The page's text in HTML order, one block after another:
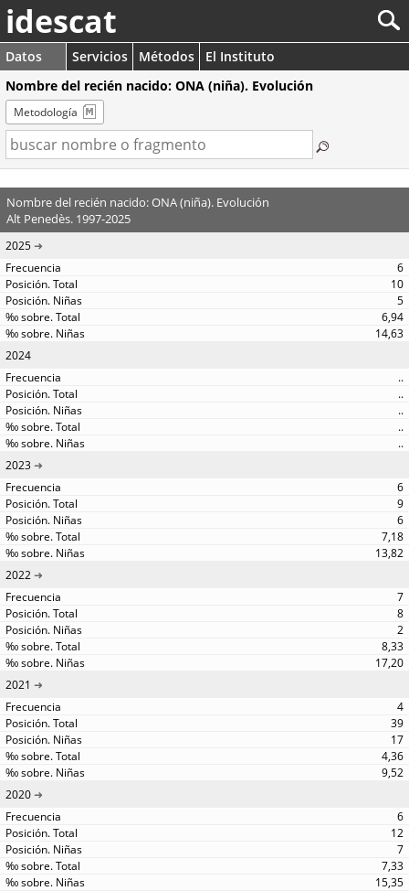
idescat
Datos Servicios Métodos
El Instituto
Nombre del recién nacido: ONA (niña). Evolución
Metodología
Nombre del recién nacido: ONA (niña). Evolución
Alt Penedès. 1997-2025
2025
6
10
5
6,94
14,63
2024
..
..
..
..
..
2023
6
9
6
7,18
13,82
2022
7
8
2
8,33
17,20
2021
4
39
17
4,36
9,52
2020
6
12
7
7,33
15,35